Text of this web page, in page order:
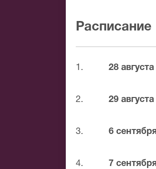
После бронирования
доставка билетов
Банковским
BitCoin
Расписание
1. 28
2. 29
3. 6
4. 7